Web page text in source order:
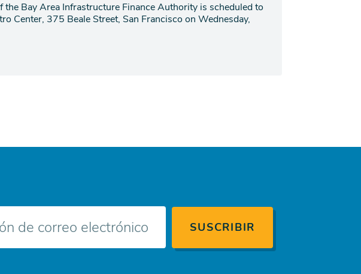
the Bay Area Infrastructure Finance Authority is scheduled to
Center, 375 Beale Street, San Francisco on Wednesday,